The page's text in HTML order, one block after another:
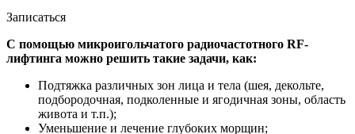
Записаться
С помощью микроигольчатого радиочастотного RF-
лифтинга можно решить такие задачи, как:
Подтяжка различных зон лица и тела (шея, декольте,
подбородочная, подколенные и ягодичная зоны, область
живота и т.п.);
Уменьшение и лечение глубоких морщин;